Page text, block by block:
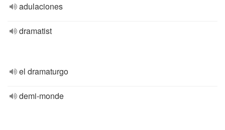
adulaciones
dramatist
el dramaturgo
demi-monde